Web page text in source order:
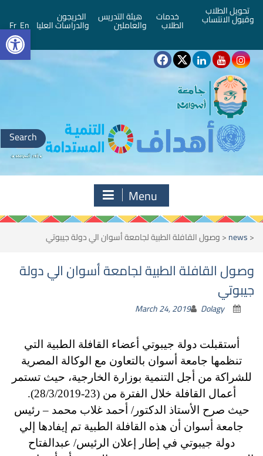
تحويل الطلاب
وقبول الانتساب خدمات
الطلاب
هيئة التدريس
والعاملين
الخريجون
والدراسات العليا En
Fr
Search
for:
Menu
<
news
<وصول القافلة الطبية لجامعة أسوان الي دولة جيبوتي
وصول القافلة الطبية لجامعة أسوان الي دولة
جيبوتي
March 24, 2019 Dolagy
أستقبلت دولة جيبوتي أعضاء القافلة الطبية التي
تنظمها جامعة أسوان بالتعاون مع الوكالة المصرية
للشراكة من أجل التنمية بوزارة الخارجية، حيث تستمر
أعمال القافلة خلال الفترة من (23-28/3/2019).
حيث صرح الأستاذ الدكتور/ أحمد غلاب محمد – رئيس
جامعة أسوان أن هذه القافلة الطبية تم إيفادها إلي
دولة جيبوتي في إطار إعلان الرئيس/ عبدالفتاح